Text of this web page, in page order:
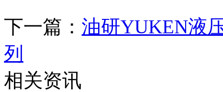
下一篇： 油研YUKEN液
列
相关资讯